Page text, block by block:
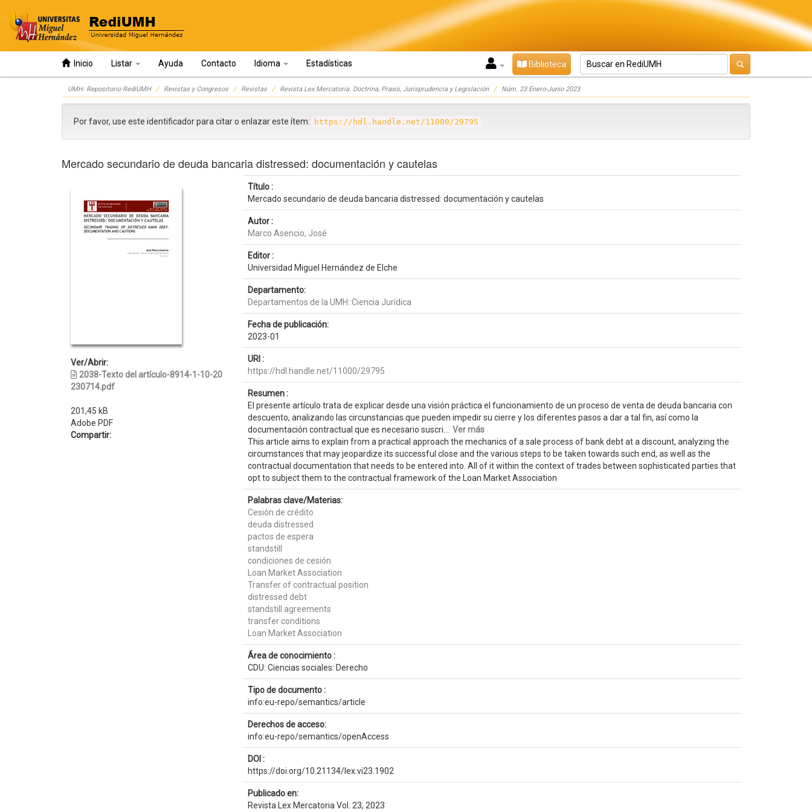
Inicio Listar Ayuda Contacto Idioma Estadísticas Biblioteca
UMH: Repositorio RediUMH Revistas y Congresos Revistas Revista Lex Mercatoria. Doctrina, Praxis, Jurisprudencia y Legislación Núm. 23 Enero-Junio 2023
Por favor, use este identificador para citar o enlazar este ítem: https://hdl.handle.net/11000/29795
Mercado secundario de deuda bancaria distressed: documentación y cautelas
Ver/Abrir:
2038-Texto del artículo-8914-1-10-20
230714.pdf
201,45 kB
Adobe PDF
Compartir:
Título :
Mercado secundario de deuda bancaria distressed: documentación y cautelas
Autor :
Marco Asencio, José
Editor :
Universidad Miguel Hernández de Elche
Departamento:
Departamentos de la UMH::Ciencia Jurídica
Fecha de publicación:
2023-01
URI :
https://hdl.handle.net/11000/29795
Resumen :
El presente artículo trata de explicar desde una visión práctica el funcionamiento de un proceso de venta de deuda bancaria con
descuento, analizando las circunstancias que pueden impedir su cierre y los diferentes pasos a dar a tal fin, así como la
documentación contractual que es necesario suscri... Ver más
This article aims to explain from a practical approach the mechanics of a sale process of bank debt at a discount, analyzing the
circumstances that may jeopardize its successful close and the various steps to be taken towards such end, as well as the
contractual documentation that needs to be entered into. All of it within the context of trades between sophisticated parties that
opt to subject them to the contractual framework of the Loan Market Association
Palabras clave/Materias:
Cesión de crédito
deuda distressed
pactos de espera
standstill
condiciones de cesión
Loan Market Association
Transfer of contractual position
distressed debt
standstill agreements
transfer conditions
Loan Market Association
Área de conocimiento :
CDU: Ciencias sociales: Derecho
Tipo de documento :
info:eu-repo/semantics/article
Derechos de acceso:
info:eu-repo/semantics/openAccess
DOI :
https://doi.org/10.21134/lex.vi23.1902
Publicado en:
Revista Lex Mercatoria Vol. 23, 2023